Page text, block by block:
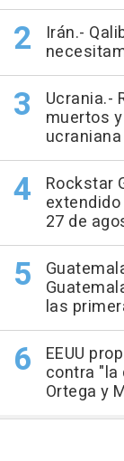
Irán.-
Ucrania.-
muertos
Rockstar
27 de
las
EEUU
contra
Ortega y